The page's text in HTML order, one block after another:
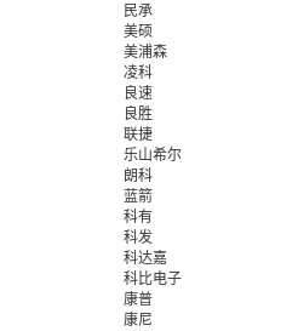
民承
美硕
美浦森
凌科
良速
良胜
联捷
乐山希尔
朗科
蓝箭
科有
科发
科达嘉
科比电子
康普
康尼